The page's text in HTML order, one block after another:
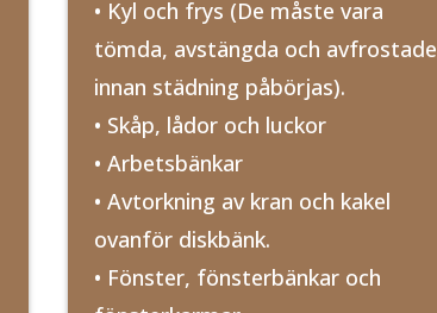
• Kyl och frys (De måste vara
tömda, avstängda och avfrostade
innan städning påbörjas).
• Skåp, lådor och luckor
• Arbetsbänkar
• Avtorkning av kran och kakel
ovanför diskbänk.
• Fönster, fönsterbänkar och